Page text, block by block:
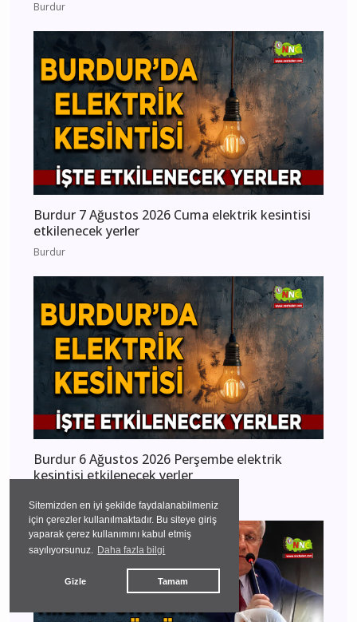
Sitemizden en iyi şekilde faydalanabilmeniz
için çerezler kullanılmaktadır. Bu siteye giriş
yaparak çerez kullanımını kabul etmiş
sayılıyorsunuz. Daha fazla bilgi
Gizle Tamam
Burdur
Burdur 7 Ağustos 2026 Cuma elektrik kesintisi
etkilenecek yerler
Burdur
Burdur 6 Ağustos 2026 Perşembe elektrik
kesintisi etkilenecek yerler